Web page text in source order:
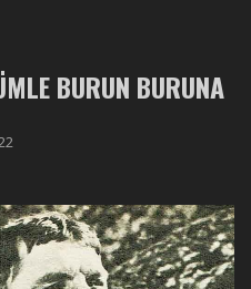
BURUN BURUNA